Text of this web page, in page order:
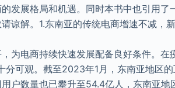
发展格局和机遇。同时本书中也引用了
谅解。1.东南亚的传统电商增速不减，
为电商持续快速发展配备良好条件。在
分可观。截至2023年1月，东南亚地区
户数量也已攀升至54.4亿人，东南亚地